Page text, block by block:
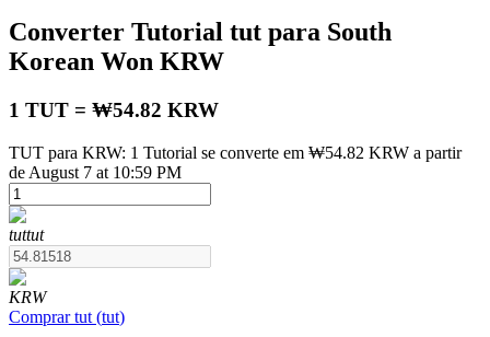
Futuros de USDT
Converter Tutorial tut para South
Korean Won KRW
1 TUT = ₩54.82 KRW
TUT para KRW: 1 Tutorial se converte em ₩54.82 KRW a partir
de August 7 at 10:59 PM
tuttut
KRW
Comprar tut (tut)